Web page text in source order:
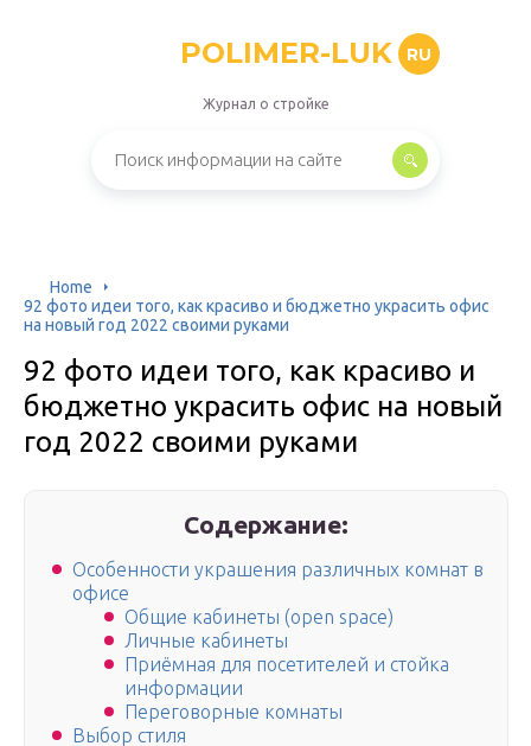
POLIMER-LUK RU
Журнал о стройке
Home
92 фото идеи того, как красиво и бюджетно украсить офис
на новый год 2022 своими руками
92 фото идеи того, как красиво и
бюджетно украсить офис на новый
год 2022 своими руками
Содержание:
Особенности украшения различных комнат в
офисе
Общие кабинеты (open space)
Личные кабинеты
Приёмная для посетителей и стойка
информации
Переговорные комнаты
Выбор стиля